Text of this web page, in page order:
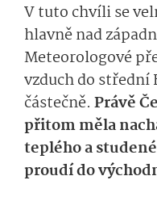
V tuto chvíli se
hlavně nad
Meteorologové
vzduch do střední
částečně. Právě
přitom měla
teplého a
proudí do